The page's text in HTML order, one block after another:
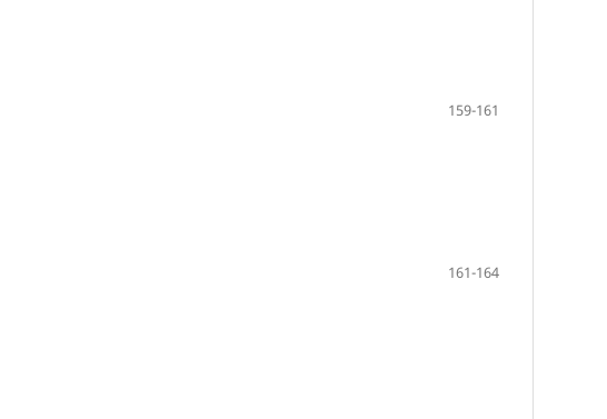
159-161
161-164